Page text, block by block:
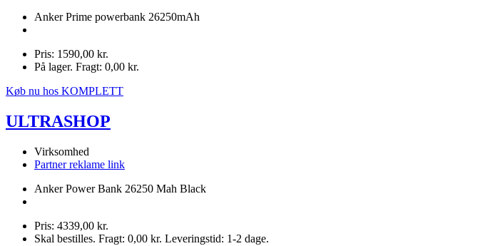
Anker Prime powerbank 26250mAh
Pris: 1590,00 kr.
På lager. Fragt: 0,00 kr.
Køb nu hos KOMPLETT
ULTRASHOP
Virksomhed
Partner reklame link
Anker Power Bank 26250 Mah Black
Pris: 4339,00 kr.
Skal bestilles. Fragt: 0,00 kr. Leveringstid: 1-2 dage.